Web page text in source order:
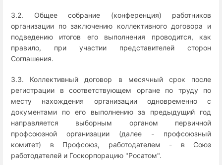
3.2. Общее собрание (конференция) работников
организации по заключению коллективного договора и
подведению итогов его выполнения проводится, как
правило, при участии представителей сторон
Соглашения.
3.3. Коллективный договор в месячный срок после
регистрации в соответствующем органе по труду по
месту нахождения организации одновременно с
документами по его выполнению за предыдущий год
направляется выборным органом первичной
профсоюзной организации (далее - профсоюзный
комитет) в Профсоюз, работодателем - в Союз
работодателей и Госкорпорацию "Росатом".